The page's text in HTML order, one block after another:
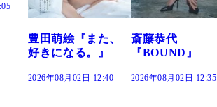
斎藤恭代
『BOUND』
2026年08月02日 12:35
咲田ゆな
『Sunflower』
2026年08月02日 12:30